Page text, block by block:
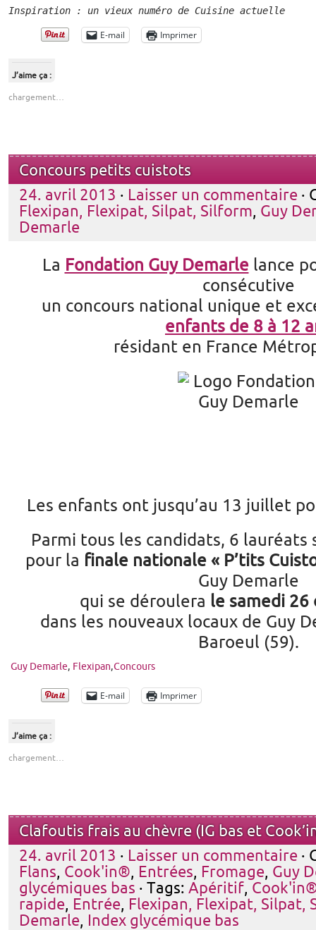
Inspiration : un vieux numéro de Cuisine actuelle
E-mail Imprimer
J’aime ça :
chargement…
Concours petits cuistots
24. avril 2013 · Laisser un commentaire ·
Flexipan, Flexipat, Silpat, Silform, Guy
Demarle
La Fondation Guy Demarlelance
consécutive
un concours national unique et
enfants de 8 à 12
résidant en France
Les enfants ont jusqu’au 13 juillet
Parmi tous les candidats, 6
pour la finale nationale « P’tits
Guy Demarle
qui se déroulera le samedi 26
dans les nouveaux locaux de Guy
Baroeul (59).
Guy Demarle, Flexipan,Concours
E-mail Imprimer
J’aime ça :
chargement…
Clafoutis frais au chèvre (IG bas et
24. avril 2013 · Laisser un commentaire ·
Flans, Cook'in®, Entrées, Fromage, Guy
glycémiques bas · Tags: Apéritif,
rapide, Entrée, Flexipan, Flexipat, Silpat,
Demarle, Index glycémique bas